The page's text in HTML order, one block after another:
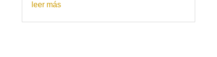
leer más